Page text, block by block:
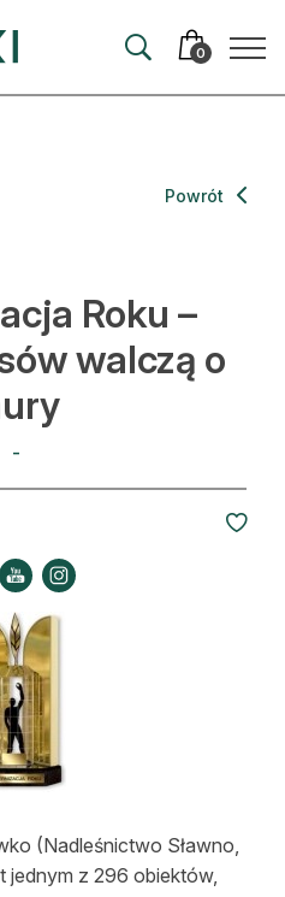
0
Powrót
Roku –
walczą o
-
(Nadleśnictwo Sławno,
jednym z 296 obiektów,